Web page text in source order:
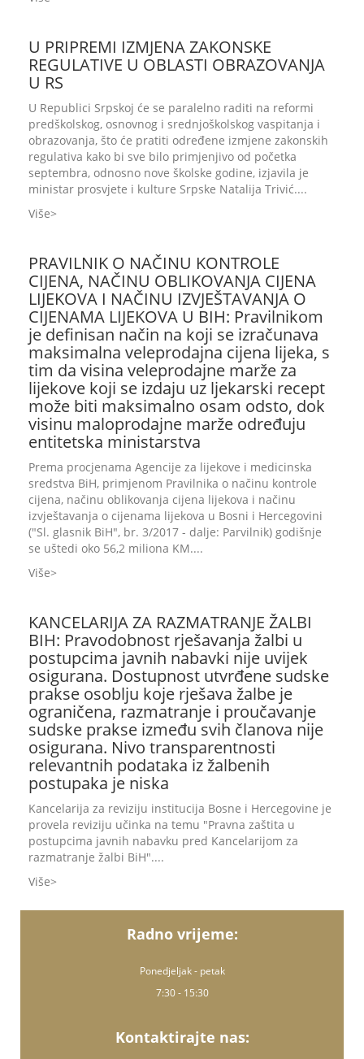
U PRIPREMI IZMJENA ZAKONSKE
REGULATIVE U OBLASTI OBRAZOVANJA
U RS
U Republici Srpskoj će se paralelno raditi na reformi
predškolskog, osnovnog i srednjoškolskog vaspitanja i
obrazovanja, što će pratiti određene izmjene zakonskih
regulativa kako bi sve bilo primjenjivo od početka
septembra, odnosno nove školske godine, izjavila je
ministar prosvjete i kulture Srpske Natalija Trivić....
Više
PRAVILNIK O NAČINU KONTROLE
CIJENA, NAČINU OBLIKOVANJA CIJENA
LIJEKOVA I NAČINU IZVJEŠTAVANJA O
CIJENAMA LIJEKOVA U BIH: Pravilnikom
je definisan način na koji se izračunava
maksimalna veleprodajna cijena lijeka, s
tim da visina veleprodajne marže za
lijekove koji se izdaju uz ljekarski recept
može biti maksimalno osam odsto, dok
visinu maloprodajne marže određuju
entitetska ministarstva
Prema procjenama Agencije za lijekove i medicinska
sredstva BiH, primjenom Pravilnika o načinu kontrole
cijena, načinu oblikovanja cijena lijekova i načinu
izvještavanja o cijenama lijekova u Bosni i Hercegovini
("Sl. glasnik BiH", br. 3/2017 - dalje: Parvilnik) godišnje
se uštedi oko 56,2 miliona KM....
Više
KANCELARIJA ZA RAZMATRANJE ŽALBI
BIH: Pravodobnost rješavanja žalbi u
postupcima javnih nabavki nije uvijek
osigurana. Dostupnost utvrđene sudske
prakse osoblju koje rješava žalbe je
ograničena, razmatranje i proučavanje
sudske prakse između svih članova nije
osigurana. Nivo transparentnosti
relevantnih podataka iz žalbenih
postupaka je niska
Kancelarija za reviziju institucija Bosne i Hercegovine je
provela reviziju učinka na temu "Pravna zaštita u
postupcima javnih nabavku pred Kancelarijom za
razmatranje žalbi BiH"....
Više
Radno vrijeme:
Ponedjeljak - petak
7:30 - 15:30
Kontaktirajte nas: